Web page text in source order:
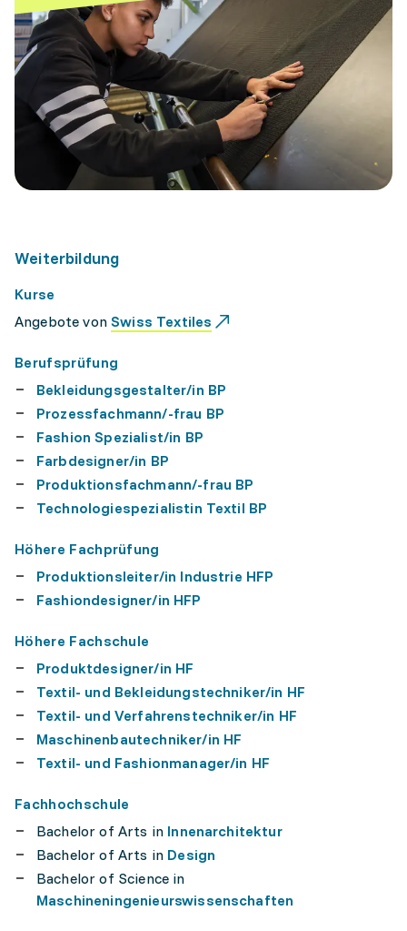
Weiterbildung
Kurse
Angebote vonSwiss Textiles
Berufsprüfung
Bekleidungsgestalter/in BP
Prozessfachmann/-frau BP
Fashion Spezialist/in BP
Farbdesigner/in BP
Produktionsfachmann/-frau BP
Technologiespezialistin Textil BP
Höhere Fachprüfung
Produktionsleiter/in Industrie HFP
Fashiondesigner/in HFP
Höhere Fachschule
Produktdesigner/in HF
Textil- und Bekleidungstechniker/in HF
Textil- und Verfahrenstechniker/in HF
Maschinenbautechniker/in HF
Textil- und Fashionmanager/in HF
Fachhochschule
Bachelor of Arts in Innenarchitektur
Bachelor of Arts in Design
Bachelor of Science in
Maschineningenieurswissenschaften